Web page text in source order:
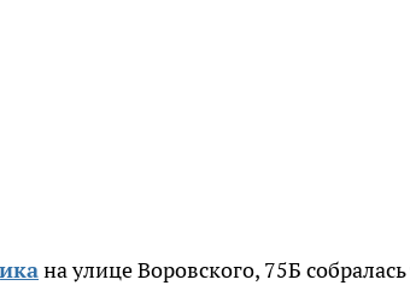
на улице Воровского, 75Б